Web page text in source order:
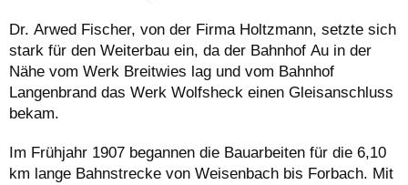
Dr. Arwed Fischer, von der Firma Holtzmann, setzte sich
stark für den Weiterbau ein, da der Bahnhof Au in der
Nähe vom Werk Breitwies lag und vom Bahnhof
Langenbrand das Werk Wolfsheck einen Gleisanschluss
bekam.
Im Frühjahr 1907 begannen die Bauarbeiten für die 6,10
km lange Bahnstrecke von Weisenbach bis Forbach. Mit